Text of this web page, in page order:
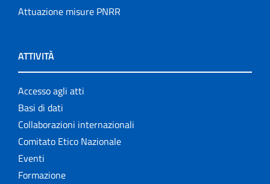
Attuazione misure PNRR
ATTIVITÀ
Accesso agli atti
Basi di dati
Collaborazioni internazionali
Comitato Etico Nazionale
Eventi
Formazione